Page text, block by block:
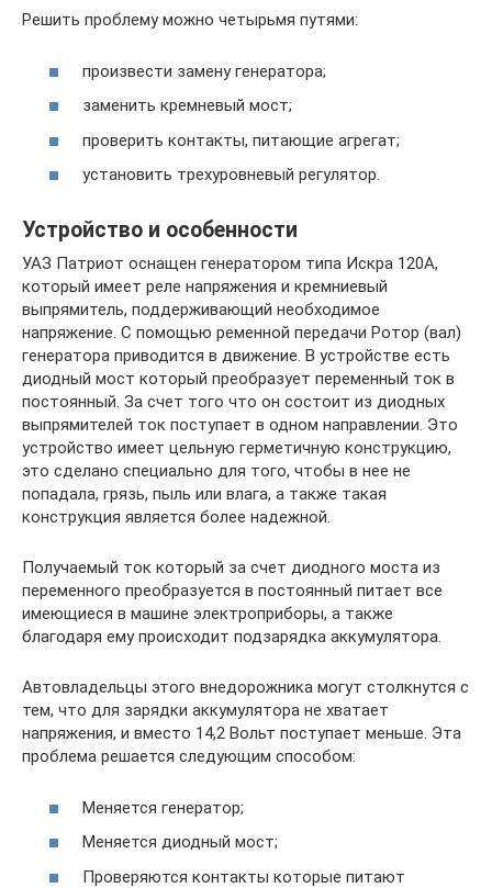
Решить проблему можно четырьмя путями:
произвести замену генератора;
заменить кремневый мост;
проверить контакты, питающие агрегат;
установить трехуровневый регулятор.
Устройство и особенности
УАЗ Патриот оснащен генератором типа Искра 120А,
который имеет реле напряжения и кремниевый
выпрямитель, поддерживающий необходимое
напряжение. С помощью ременной передачи Ротор (вал)
генератора приводится в движение. В устройстве есть
диодный мост который преобразует переменный ток в
постоянный. За счет того что он состоит из диодных
выпрямителей ток поступает в одном направлении. Это
устройство имеет цельную герметичную конструкцию,
это сделано специально для того, чтобы в нее не
попадала, грязь, пыль или влага, а также такая
конструкция является более надежной.
Получаемый ток который за счет диодного моста из
переменного преобразуется в постоянный питает все
имеющиеся в машине электроприборы, а также
благодаря ему происходит подзарядка аккумулятора.
Автовладельцы этого внедорожника могут столкнутся с
тем, что для зарядки аккумулятора не хватает
напряжения, и вместо 14,2 Вольт поступает меньше. Эта
проблема решается следующим способом:
Меняется генератор;
Меняется диодный мост;
Проверяются контакты которые питают